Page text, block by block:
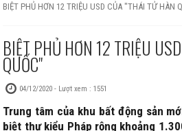
BIỆT PHỦ HƠN 12 TRIỆU USD CỦA "THÁI TỬ HÀN
BIỆT PHỦ HƠN 12 TRIỆU
QUỐC"
04/12/2020 - Lượt xem : 1551
Trung tâm của khu bất động sản
biệt thự kiểu Pháp rộng khoảng